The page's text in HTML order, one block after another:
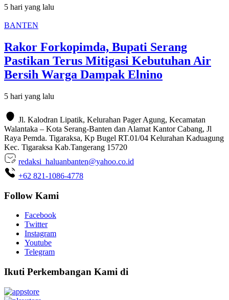
5 hari yang lalu
BANTEN
Rakor Forkopimda, Bupati Serang
Pastikan Terus Mitigasi Kebutuhan Air
Bersih Warga Dampak Elnino
5 hari yang lalu
Jl. Kalodran Lipatik, Kelurahan Pager Agung, Kecamatan
Walantaka – Kota Serang-Banten dan Alamat Kantor Cabang, Jl
Raya Pemda. Tigaraksa, Kp Bugel RT.01/04 Kelurahan Kaduagung
Kec. Tigaraksa Kab.Tangerang 15720
redaksi_haluanbanten@yahoo.co.id
+62 821-1086-4778
Follow Kami
Facebook
Twitter
Instagram
Youtube
Telegram
Ikuti Perkembangan Kami di